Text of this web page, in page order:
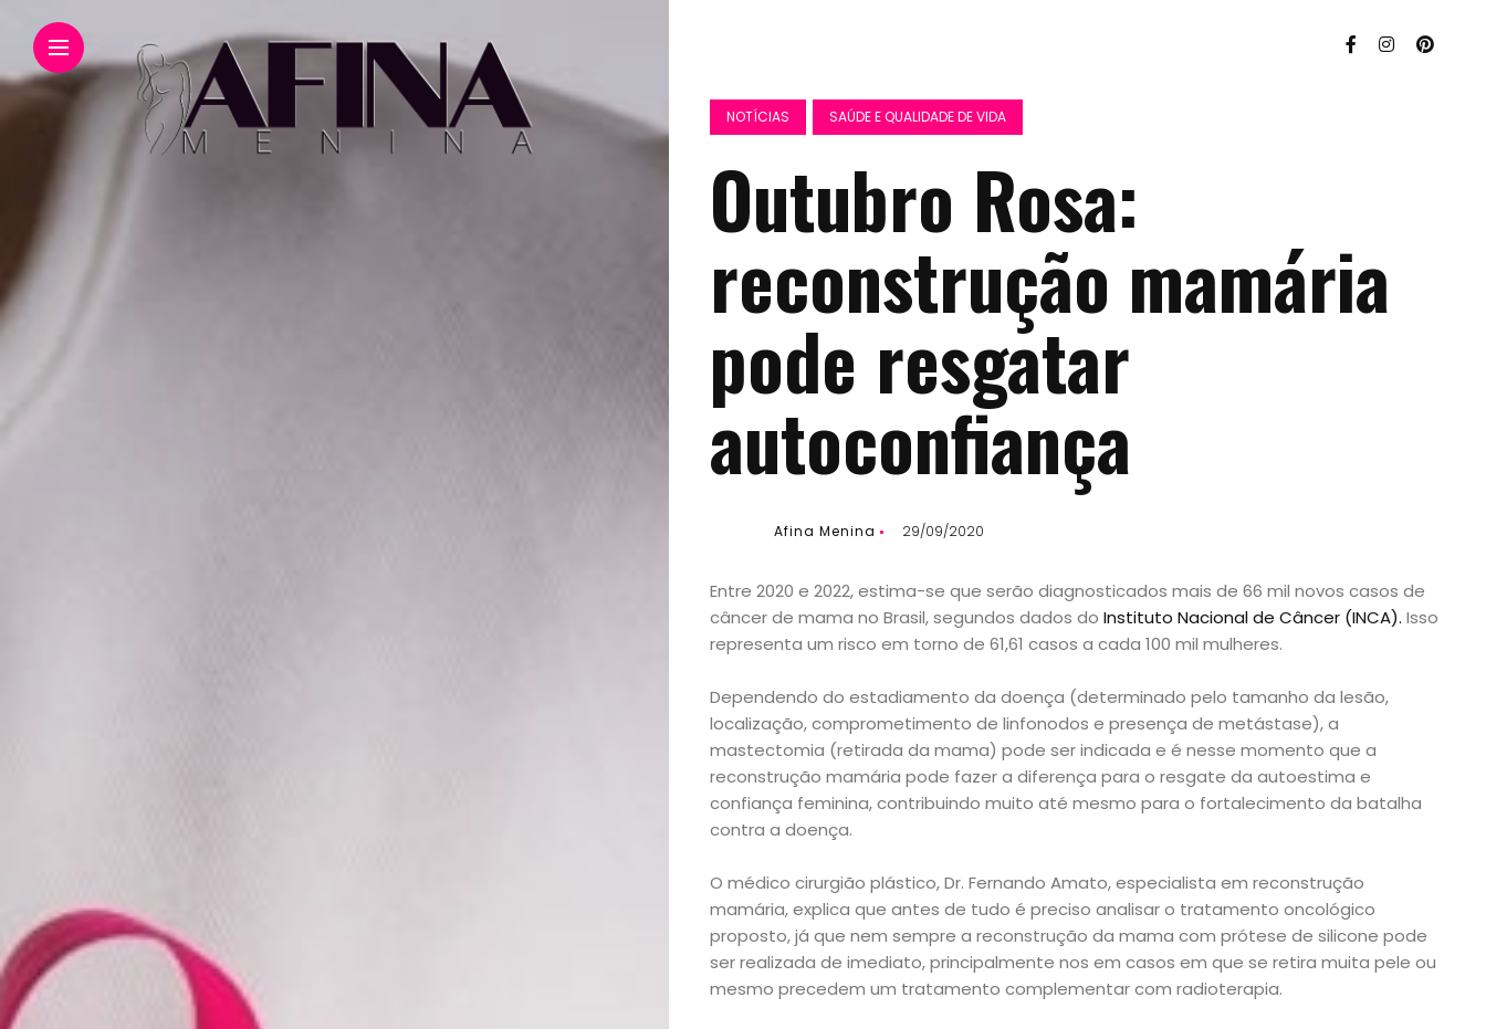
NOTÍCIAS SAÚDE E QUALIDADE DE VIDA
Outubro Rosa:
reconstrução mamária
pode resgatar
autoconfiança
Afina Menina 29/09/2020
Entre 2020 e 2022, estima-se que serão diagnosticados mais de 66 mil novos casos de
câncer de mama no Brasil, segundos dados do Instituto Nacional de Câncer (INCA). Isso
representa um risco em torno de 61,61 casos a cada 100 mil mulheres.
Dependendo do estadiamento da doença (determinado pelo tamanho da lesão,
localização, comprometimento de linfonodos e presença de metástase), a
mastectomia (retirada da mama) pode ser indicada e é nesse momento que a
reconstrução mamária pode fazer a diferença para o resgate da autoestima e
confiança feminina, contribuindo muito até mesmo para o fortalecimento da batalha
contra a doença.
O médico cirurgião plástico, Dr. Fernando Amato, especialista em reconstrução
mamária, explica que antes de tudo é preciso analisar o tratamento oncológico
proposto, já que nem sempre a reconstrução da mama com prótese de silicone pode
ser realizada de imediato, principalmente nos em casos em que se retira muita pele ou
mesmo precedem um tratamento complementar com radioterapia.